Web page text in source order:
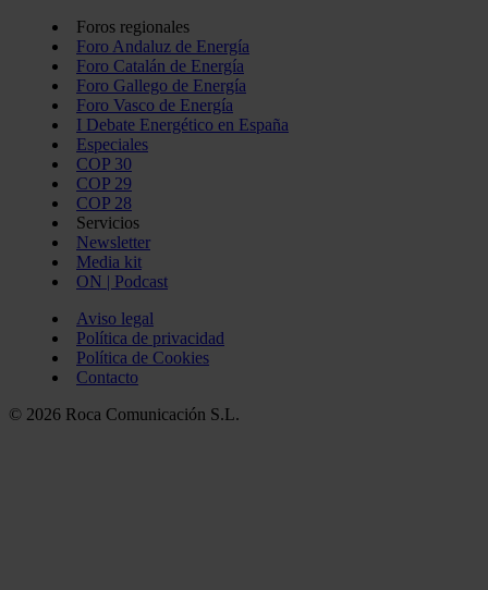
Foros regionales
Foro Andaluz de Energía
Foro Catalán de Energía
Foro Gallego de Energía
Foro Vasco de Energía
I Debate Energético en España
Especiales
COP 30
COP 29
COP 28
Servicios
Newsletter
Media kit
ON | Podcast
Aviso legal
Política de privacidad
Política de Cookies
Contacto
© 2026 Roca Comunicación S.L.